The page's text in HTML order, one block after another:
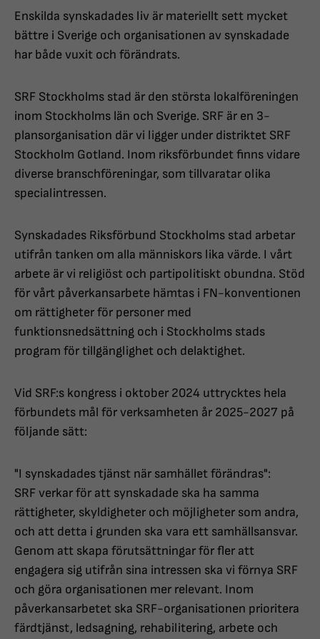
Enskilda synskadades liv är materiellt sett mycket
bättre i Sverige och organisationen av synskadade
har både vuxit och förändrats.
SRF Stockholms stad är den största lokalföreningen
inom Stockholms län och Sverige. SRF är en 3-
plansorganisation där vi ligger under distriktet SRF
Stockholm Gotland. Inom riksförbundet finns vidare
diverse branschföreningar, som tillvaratar olika
specialintressen.
Synskadades Riksförbund Stockholms stad arbetar
utifrån tanken om alla människors lika värde. I vårt
arbete är vi religiöst och partipolitiskt obundna. Stöd
för vårt påverkansarbete hämtas i FN-konventionen
om rättigheter för personer med
funktionsnedsättning och i Stockholms stads
program för tillgänglighet och delaktighet.
Vid SRF:s kongress i oktober 2024 uttrycktes hela
förbundets mål för verksamheten år 2025-2027 på
följande sätt:
"I synskadades tjänst när samhället förändras":
SRF verkar för att synskadade ska ha samma
rättigheter, skyldigheter och möjligheter som andra,
och att detta i grunden ska vara ett samhällsansvar.
Genom att skapa förutsättningar för fler att
engagera sig utifrån sina intressen ska vi förnya SRF
och göra organisationen mer relevant. Inom
påverkansarbetet ska SRF-organisationen prioritera
färdtjänst, ledsagning, rehabilitering, arbete och